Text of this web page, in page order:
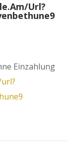
url?
Einzahlung